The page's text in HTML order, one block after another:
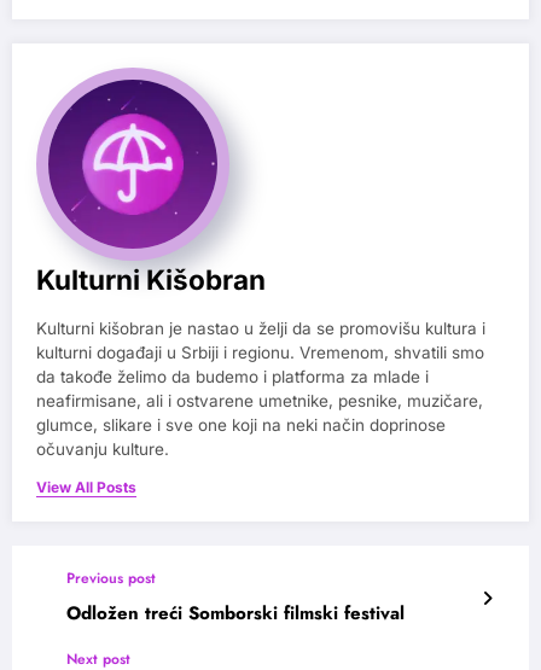
Kulturni Kišobran
Kulturni kišobran je nastao u želji da se promovišu kultura i
kulturni događaji u Srbiji i regionu. Vremenom, shvatili smo
da takođe želimo da budemo i platforma za mlade i
neafirmisane, ali i ostvarene umetnike, pesnike, muzičare,
glumce, slikare i sve one koji na neki način doprinose
očuvanju kulture.
View All Posts
Previous post
Odložen treći Somborski filmski festival
Next post